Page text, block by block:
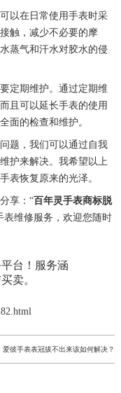
以在日常使用手表时采
触，减少不必要的摩
蒸气和汗水对胶水的侵
定期维护。通过定期维
且可以延长手表的使用
面的检查和维护。
题，我们可以通过自我
护来解决。我希望以上
表恢复原来的光泽。
享：“百年灵手表商标脱
表维修服务，欢迎您随时
爱彼手表表冠拔不出来该如何解决？